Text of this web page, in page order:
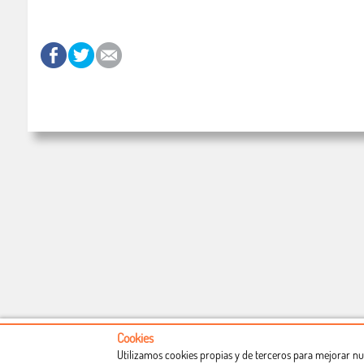
Cookies
Utilizamos cookies propias y de terceros para mejorar